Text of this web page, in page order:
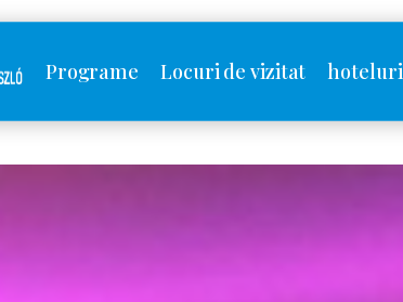
Programe Locuri de vizitat hoteluri